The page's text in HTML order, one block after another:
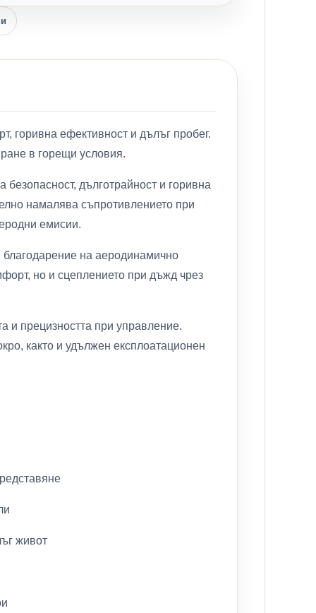
горивна ефективност и дълъг пробег.
в горещи условия.
дълготрайност и горивна
намалява съпротивлението при
емисии.
на аеродинамично
но и сцеплението при дъжд чрез
и прецизността при управление.
както и удължен експлоатационен
живот